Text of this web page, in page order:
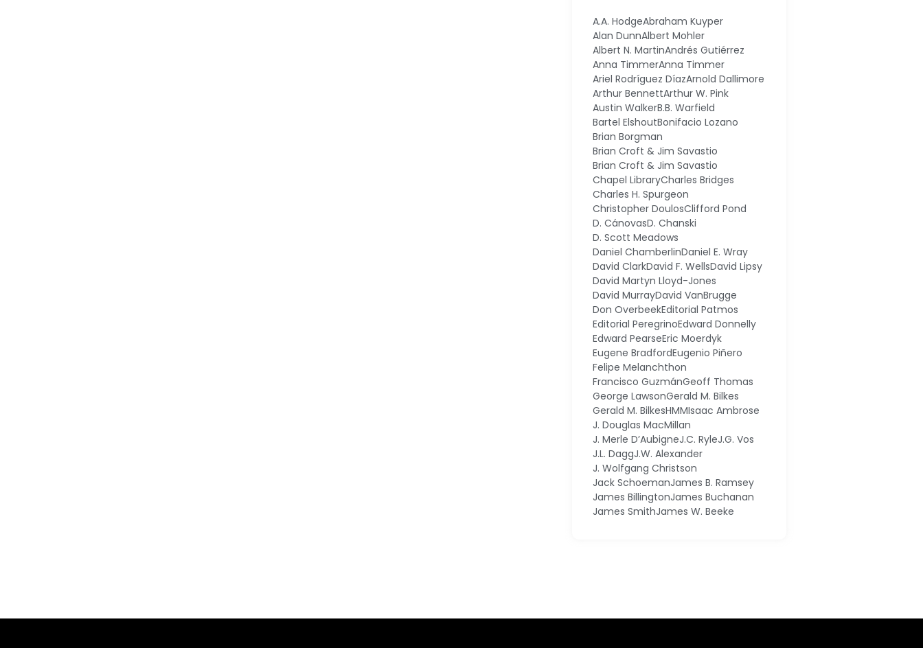
A.A. HodgeAbraham Kuyper
Alan DunnAlbert Mohler
Albert N. MartinAndrés Gutiérrez
Anna TimmerAnna Timmer
Ariel Rodríguez DíazArnold Dallimore
Arthur BennettArthur W. Pink
Austin WalkerB.B. Warfield
Bartel ElshoutBonifacio Lozano
Brian Borgman
Brian Croft & Jim Savastio
Brian Croft & Jim Savastio
Chapel LibraryCharles Bridges
Charles H. Spurgeon
Christopher DoulosClifford Pond
D. CánovasD. Chanski
D. Scott Meadows
Daniel ChamberlinDaniel E. Wray
David ClarkDavid F. WellsDavid Lipsy
David Martyn Lloyd-Jones
David MurrayDavid VanBrugge
Don OverbeekEditorial Patmos
Editorial PeregrinoEdward Donnelly
Edward PearseEric Moerdyk
Eugene BradfordEugenio Piñero
Felipe Melanchthon
Francisco GuzmánGeoff Thomas
George LawsonGerald M. Bilkes
Gerald M. BilkesHMMIsaac Ambrose
J. Douglas MacMillan
J. Merle D’AubigneJ.C. RyleJ.G. Vos
J.L. DaggJ.W. Alexander
J. Wolfgang Christson
Jack SchoemanJames B. Ramsey
James BillingtonJames Buchanan
James SmithJames W. Beeke